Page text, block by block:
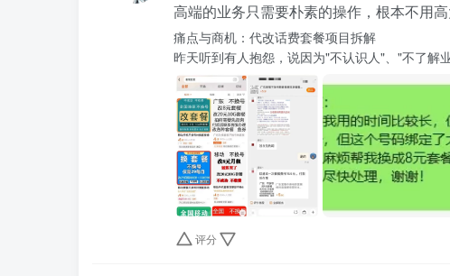
高端的业务只需要朴素的操作，根本不用
痛点与商机：代改话费套餐项目拆解
昨天听到有人抱怨，说因为"不认识人"、"不了解
评分